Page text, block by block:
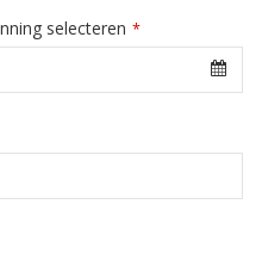
selecteren *